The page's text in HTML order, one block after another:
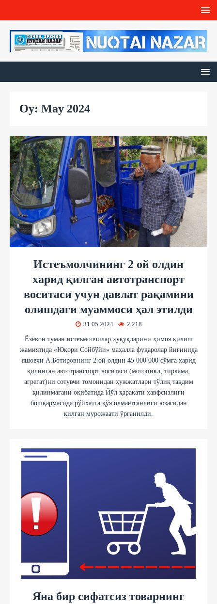
Oy: May 2024
Истеъмолчининг 2 ой олдин
харид қилган автотранспорт
воситаси учун давлат рақамини
олишдаги муаммоси ҳал этилди
31.05.2024 2 218
Ёзёвон туман истеъмолчилар ҳуқуқларини ҳимоя қилиш
жамиятида «Юқори Сойбўйи» маҳалла фуқаролар йиғинида
яшовчи А.Ботировнинг 2 ой олдин 45 000 000 сўмга харид
қилинган автотранспорт воситаси (мотоцикл, тиркама,
агрегат)ни сотувчи томонидан ҳужжатлари тўлиқ тақдим
қилинмагани оқибатида Йўл ҳаракати хавфсизлиги
бошқармасида рўйхатга қўя олмаётганлиги юзасидан
қилган мурожаати ўрганилди.
Яна бир сифатсиз товарнинг